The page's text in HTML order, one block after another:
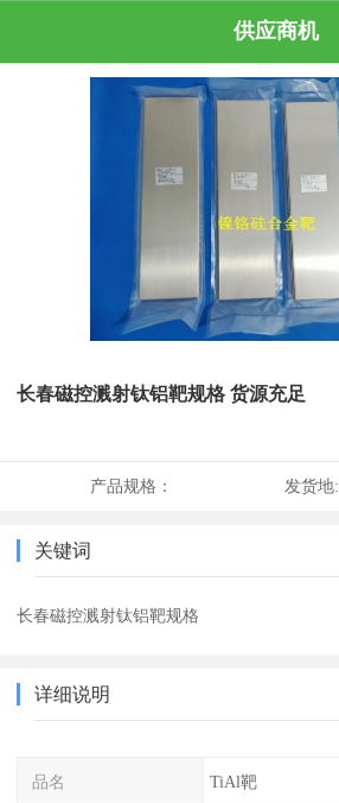
供应商机
长春磁控溅射钛铝靶规格 货源充足
产品规格： 发货地:
关键词
长春磁控溅射钛铝靶规格
详细说明
品名 TiAl靶